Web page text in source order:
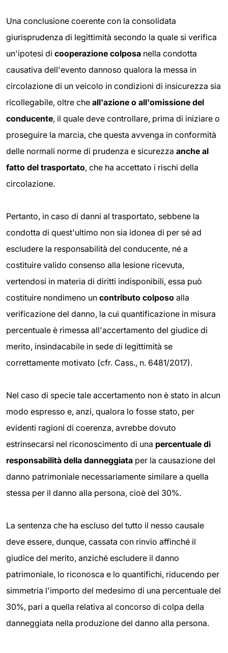
Una conclusione coerente con la consolidata
giurisprudenza di legittimità secondo la quale si verifica
un'ipotesi di cooperazione colposa nella condotta
causativa dell'evento dannoso qualora la messa in
circolazione di un veicolo in condizioni di insicurezza sia
ricollegabile, oltre che all'azione o all'omissione del
conducente, il quale deve controllare, prima di iniziare o
proseguire la marcia, che questa avvenga in conformità
delle normali norme di prudenza e sicurezza anche al
fatto del trasportato, che ha accettato i rischi della
circolazione.
Pertanto, in caso di danni al trasportato, sebbene la
condotta di quest'ultimo non sia idonea di per sé ad
escludere la responsabilità del conducente, né a
costituire valido consenso alla lesione ricevuta,
vertendosi in materia di diritti indisponibili, essa può
costituire nondimeno un contributo colposo alla
verificazione del danno, la cui quantificazione in misura
percentuale è rimessa all'accertamento del giudice di
merito, insindacabile in sede di legittimità se
correttamente motivato (cfr. Cass., n. 6481/2017).
Nel caso di specie tale accertamento non è stato in alcun
modo espresso e, anzi, qualora lo fosse stato, per
evidenti ragioni di coerenza, avrebbe dovuto
estrinsecarsi nel riconoscimento di una percentuale di
responsabilità della danneggiata per la causazione del
danno patrimoniale necessariamente similare a quella
stessa per il danno alla persona, cioè del 30%.
La sentenza che ha escluso del tutto il nesso causale
deve essere, dunque, cassata con rinvio affinché il
giudice del merito, anziché escludere il danno
patrimoniale, lo riconosca e lo quantifichi, riducendo per
simmetria l'importo del medesimo di una percentuale del
30%, pari a quella relativa al concorso di colpa della
danneggiata nella produzione del danno alla persona.